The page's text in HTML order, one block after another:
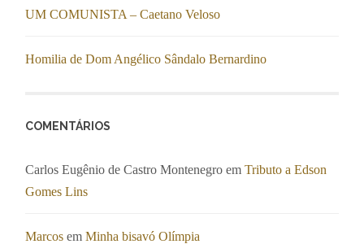
UM COMUNISTA – Caetano Veloso
Homilia de Dom Angélico Sândalo Bernardino
COMENTÁRIOS
Carlos Eugênio de Castro Montenegro emTributo a Edson
Gomes Lins
Marcos emMinha bisavó Olímpia